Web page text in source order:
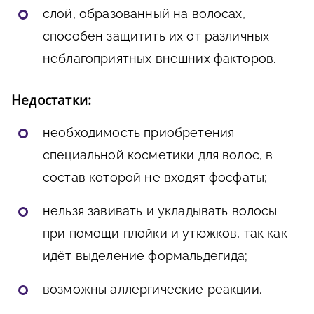
слой, образованный на волосах,
способен защитить их от различных
неблагоприятных внешних факторов.
Недостатки:
необходимость приобретения
специальной косметики для волос, в
состав которой не входят фосфаты;
нельзя завивать и укладывать волосы
при помощи плойки и утюжков, так как
идёт выделение формальдегида;
возможны аллергические реакции.